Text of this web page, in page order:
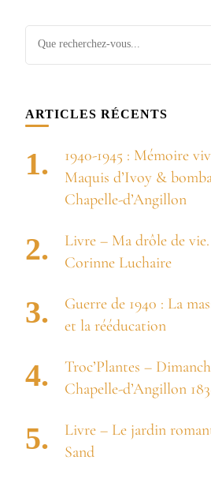
Vous
recherchiez
ARTICLES RÉCENTS
1940-1945 : Mémoire
Maquis d’Ivoy &
Chapelle-d’Angillon
Livre – Ma drôle de
Corinne Luchaire
Guerre de 1940 : La
et la rééducation
Troc’Plantes –
Chapelle-d’Angillon
Livre – Le jardin
Sand